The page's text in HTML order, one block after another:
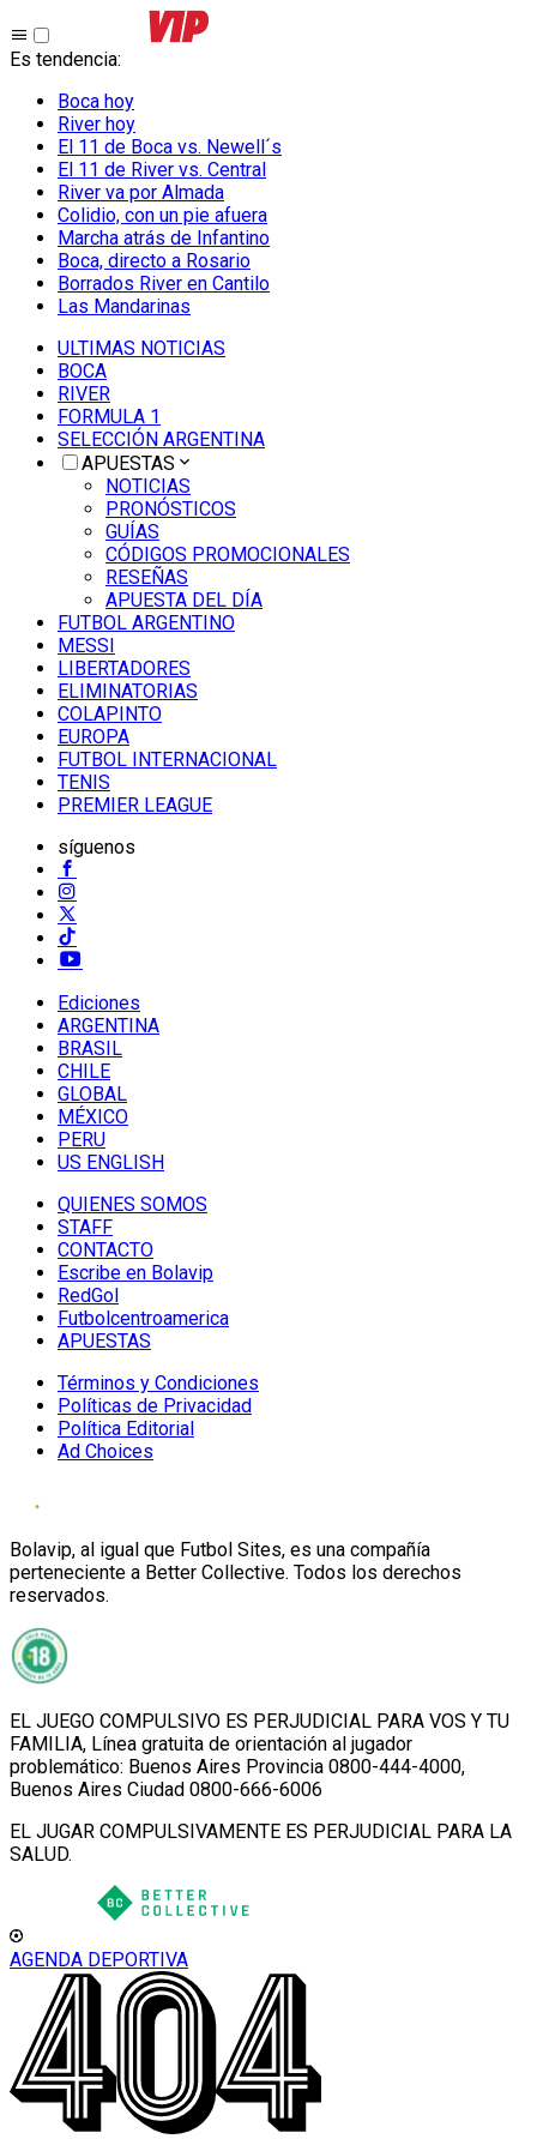
Es tendencia:
Boca hoy
River hoy
El 11 de Boca vs. Newell´s
El 11 de River vs. Central
River va por Almada
Colidio, con un pie afuera
Marcha atrás de Infantino
Boca, directo a Rosario
Borrados River en Cantilo
Las Mandarinas
ULTIMAS NOTICIAS
BOCA
RIVER
FORMULA 1
SELECCIÓN ARGENTINA
APUESTAS
NOTICIAS
PRONÓSTICOS
GUÍAS
CÓDIGOS PROMOCIONALES
RESEÑAS
APUESTA DEL DÍA
FUTBOL ARGENTINO
MESSI
LIBERTADORES
ELIMINATORIAS
COLAPINTO
EUROPA
FUTBOL INTERNACIONAL
TENIS
PREMIER LEAGUE
síguenos
Ediciones
ARGENTINA
BRASIL
CHILE
GLOBAL
MÉXICO
PERU
US ENGLISH
QUIENES SOMOS
STAFF
CONTACTO
Escribe en Bolavip
RedGol
Futbolcentroamerica
APUESTAS
Términos y Condiciones
Políticas de Privacidad
Política Editorial
Ad Choices
Bolavip, al igual que Futbol Sites, es una compañía
perteneciente a Better Collective. Todos los derechos
reservados.
EL JUEGO COMPULSIVO ES PERJUDICIAL PARA VOS Y TU
FAMILIA, Línea gratuita de orientación al jugador
problemático: Buenos Aires Provincia 0800-444-4000,
Buenos Aires Ciudad 0800-666-6006
EL JUGAR COMPULSIVAMENTE ES PERJUDICIAL PARA LA
SALUD.
AGENDA DEPORTIVA